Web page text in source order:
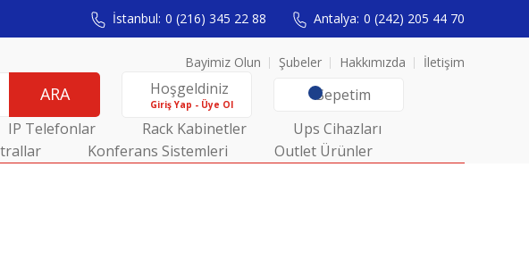
İstanbul: 0 (216) 345 22 88 Antalya: 0 (242) 205 44 70
Bayimiz Olun Şubeler Hakkımızda İletişim
ARA Hoşgeldiniz
Giriş Yap - Üye Ol Sepetim
IP Telefonlar Rack Kabinetler
Ups Cihazları
Konferans Sistemleri Outlet Ürünler